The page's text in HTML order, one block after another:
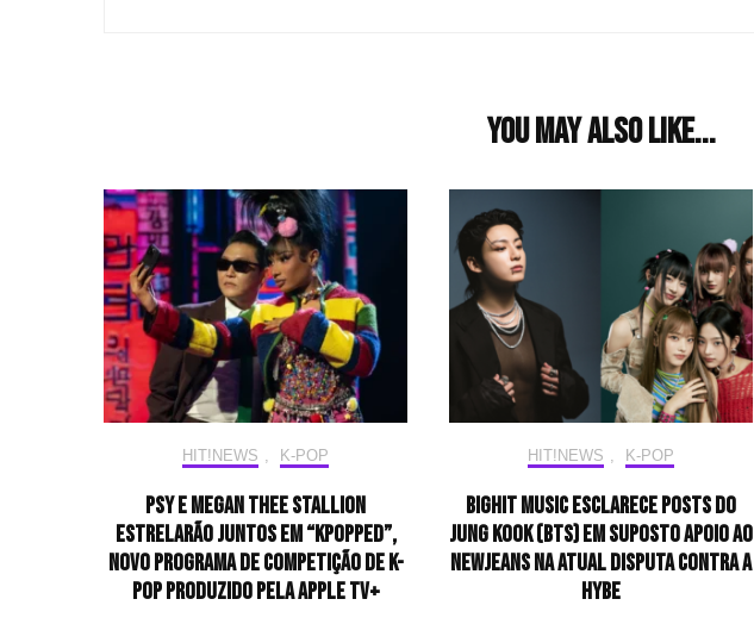
You may also like...
HIT!NEWS , K-POP
PSY e Megan Thee Stallion
estrelarão juntos em “KPOPPED”,
novo programa de competição de K-
pop produzido pela Apple TV+
HIT!NEWS , K-POP
BIGHIT MUSIC esclarece posts do
Jung Kook (BTS) em suposto apoio ao
NewJeans na atual disputa contra a
HYBE